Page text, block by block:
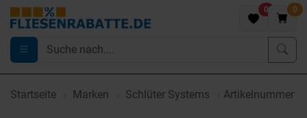
0 0
Startseite Marken Schlüter Systems Artikelnummer